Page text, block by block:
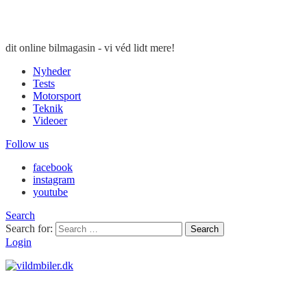
dit online bilmagasin - vi véd lidt mere!
Nyheder
Tests
Motorsport
Teknik
Videoer
Follow us
facebook
instagram
youtube
Search
Search for:
Search
Login